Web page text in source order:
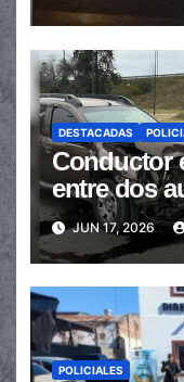
DESTACADAS
Conductor
entre dos
JUN 17, 2026
POLICIALES